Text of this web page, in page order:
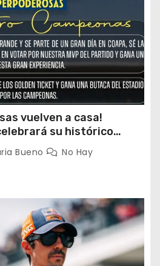
vuelven a casa!
su histórico
fiesta ante Cruz
Bueno
No Hay